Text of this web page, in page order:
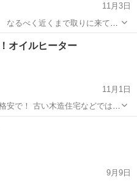
11月3日
渡しも都合が合えば可能です。
えば受け渡しできます。 なるべ
、空調家電 デロンギ
オイルヒーター
11月1日
宅などでは
や脱衣場に いかがですか？
9月9日